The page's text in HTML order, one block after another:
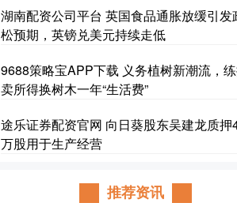
湖南配资公司平台 英国食品通胀放缓引发
松预期，英镑兑美元持续走低
9688策略宝APP下载 义务植树新潮流，
卖所得换树木一年“生活费”
途乐证券配资官网 向日葵股东吴建龙质押
万股用于生产经营
推荐资讯